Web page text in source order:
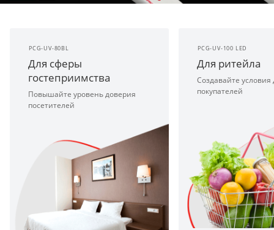
PCG-UV-80BL
Для сферы
гостеприимства
Повышайте уровень доверия
посетителей
PCG-UV-100 LED
Для ритейла
Создавайте
покупателей